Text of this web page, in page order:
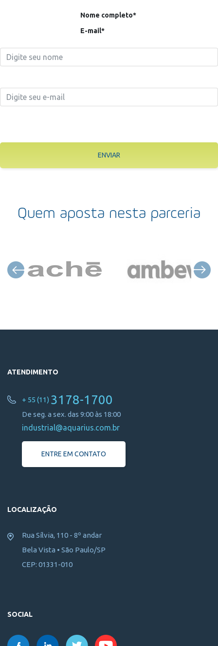
Nome completo*
E-mail*
ENVIAR
Quem aposta nesta parceria
ATENDIMENTO
+ 55 (11) 3178-1700
De seg. a sex. das 9:00 às 18:00
industrial@aquarius.com.br
ENTRE EM CONTATO
LOCALIZAÇÃO
Rua Sílvia, 110 - 8º andar
Bela Vista • São Paulo/SP
CEP: 01331-010
SOCIAL